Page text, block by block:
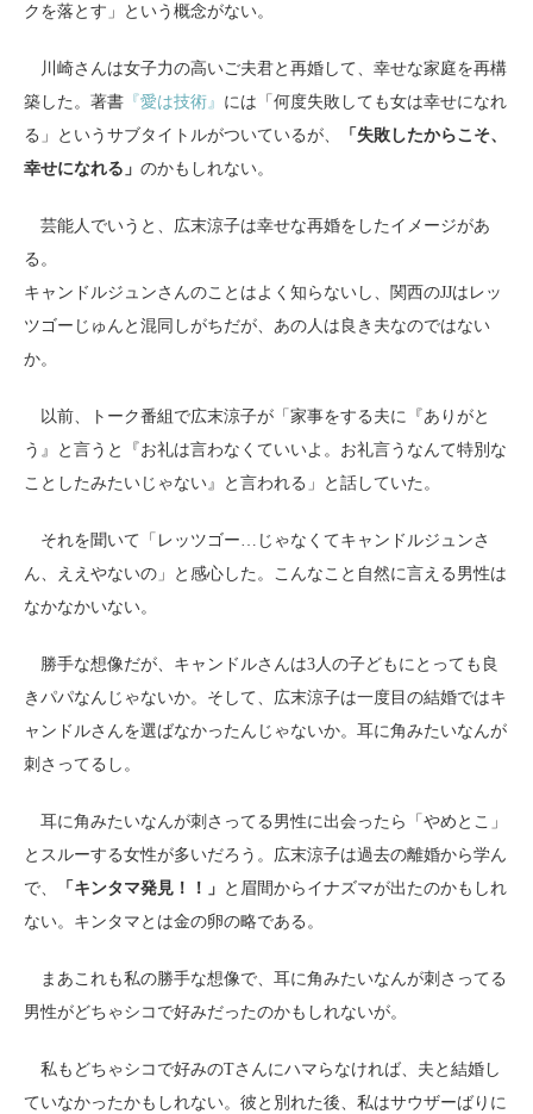
クを落とす」という概念がない。
川崎さんは女子力の高いご夫君と再婚して、幸せな家庭を再構
築した。著書 『愛は技術』 には「何度失敗しても女は幸せになれ
る」というサブタイトルがついているが、
「失敗したからこそ、
幸せになれる」 のかもしれない。
芸能人でいうと、広末涼子は幸せな再婚をしたイメージがあ
る。
キャンドルジュンさんのことはよく知らないし、関西のJJはレッ
ツゴーじゅんと混同しがちだが、あの人は良き夫なのではない
か。
以前、トーク番組で広末涼子が「家事をする夫に『ありがと
う』と言うと『お礼は言わなくていいよ。お礼言うなんて特別な
ことしたみたいじゃない』と言われる」と話していた。
それを聞いて「レッツゴー…じゃなくてキャンドルジュンさ
ん、ええやないの」と感心した。こんなこと自然に言える男性は
なかなかいない。
勝手な想像だが、キャンドルさんは3人の子どもにとっても良
きパパなんじゃないか。そして、広末涼子は一度目の結婚ではキ
ャンドルさんを選ばなかったんじゃないか。耳に角みたいなんが
刺さってるし。
耳に角みたいなんが刺さってる男性に出会ったら「やめとこ」
とスルーする女性が多いだろう。広末涼子は過去の離婚から学ん
で、
「キンタマ発見！！」 と眉間からイナズマが出たのかもしれ
ない。キンタマとは金の卵の略である。
まあこれも私の勝手な想像で、耳に角みたいなんが刺さってる
男性がどちゃシコで好みだったのかもしれないが。
私もどちゃシコで好みのTさんにハマらなければ、夫と結婚し
ていなかったかもしれない。彼と別れた後、私はサウザーばりに